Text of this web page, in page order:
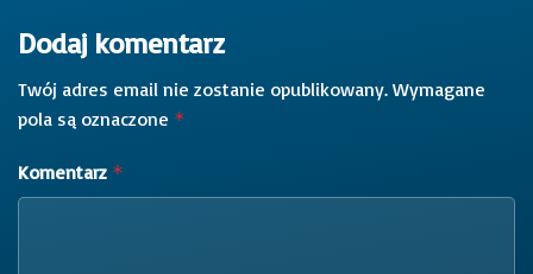
Dodaj komentarz
Twój adres email nie zostanie opublikowany. Wymagane
pola są oznaczone *
Komentarz *